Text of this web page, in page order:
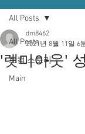
All Posts
로컴 스토리
Main
All Posts
'렛미아웃'
dm8462
2021년 8월 11일 6